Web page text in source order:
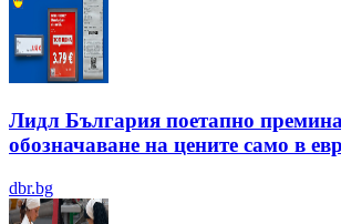
Лидл България поетапно
обозначаване на цените само в
dbr.bg